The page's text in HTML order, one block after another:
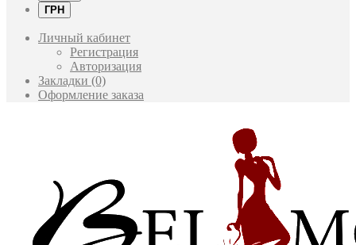
ГРН
Личный кабинет
Регистрация
Авторизация
Закладки (0)
Оформление заказа